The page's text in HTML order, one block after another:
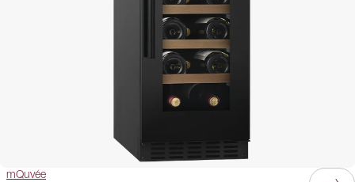
mQuvée